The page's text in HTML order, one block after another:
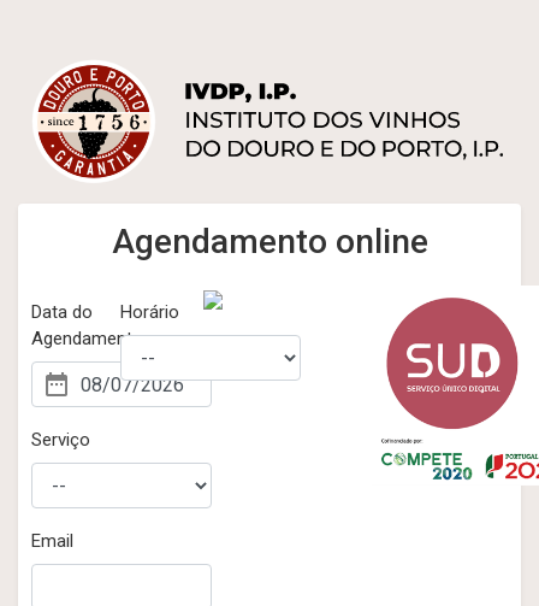
Agendamento online
Data do
Agendamento
Horário
Serviço
Email